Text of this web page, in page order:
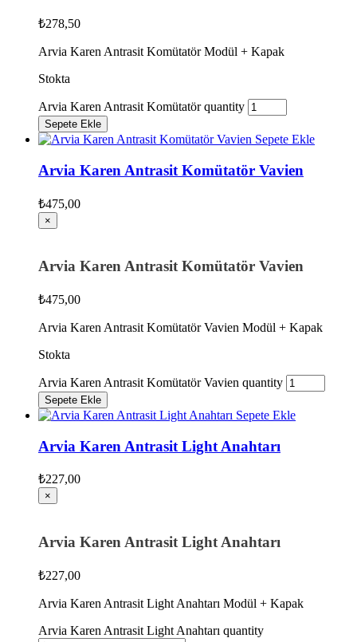
₺278,50
Arvia Karen Antrasit Komütatör Modül + Kapak
Stokta
Arvia Karen Antrasit Komütatör quantity
Sepete Ekle
Sepete Ekle
Arvia Karen Antrasit Komütatör Vavien
₺475,00
×
Arvia Karen Antrasit Komütatör Vavien
₺475,00
Arvia Karen Antrasit Komütatör Vavien Modül + Kapak
Stokta
Arvia Karen Antrasit Komütatör Vavien quantity
Sepete Ekle
Sepete Ekle
Arvia Karen Antrasit Light Anahtarı
₺227,00
×
Arvia Karen Antrasit Light Anahtarı
₺227,00
Arvia Karen Antrasit Light Anahtarı Modül + Kapak
Arvia Karen Antrasit Light Anahtarı quantity